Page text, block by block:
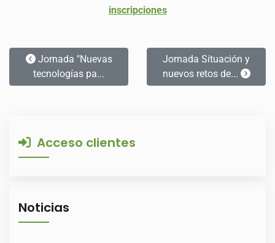
inscripciones
Jornada "Nuevas
tecnologías pa...
Jornada Situación y
nuevos retos de...
Acceso clientes
Noticias